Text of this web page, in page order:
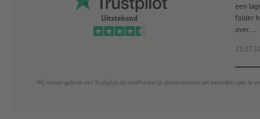
Uitstekend
een
folder
over. ...
Wij maken gebruik van Trustpilot als onafhankelijk dienstverlener om beoordelingen te